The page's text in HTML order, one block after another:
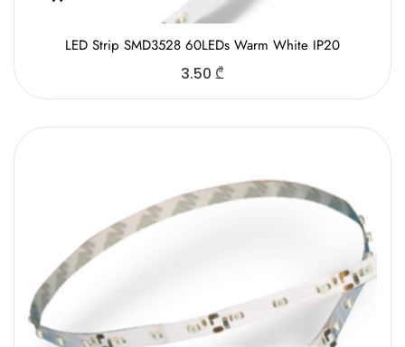
LED Strip SMD3528 60LEDs Warm White IP20
3.50 ₾